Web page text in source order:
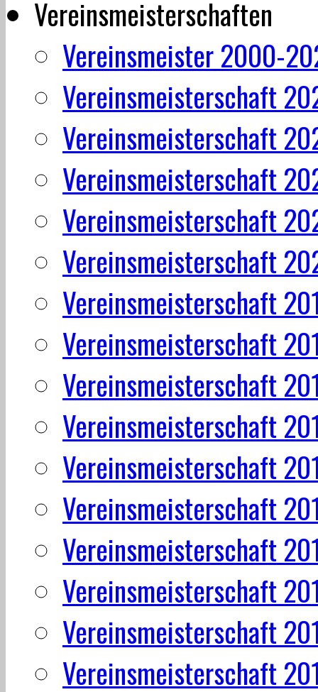
Vereinsmeisterschaften
Vereinsmeister 2000-
Vereinsmeisterschaft
Vereinsmeisterschaft
Vereinsmeisterschaft
Vereinsmeisterschaft
Vereinsmeisterschaft
Vereinsmeisterschaft
Vereinsmeisterschaft
Vereinsmeisterschaft
Vereinsmeisterschaft
Vereinsmeisterschaft
Vereinsmeisterschaft
Vereinsmeisterschaft
Vereinsmeisterschaft
Vereinsmeisterschaft
Vereinsmeisterschaft